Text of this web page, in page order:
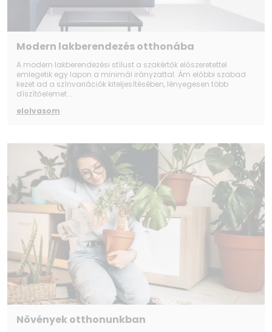
Modern lakberendezés otthonába
A modern lakberendezési stílust a szakértők előszeretettel
emlegetik egy lapon a minimál irányzattal. Ám előbbi szabad
kezet ad a színvariációk kiteljesítésében, lényegesen több
díszítőelemet...
elolvasom
Növények otthonunkban